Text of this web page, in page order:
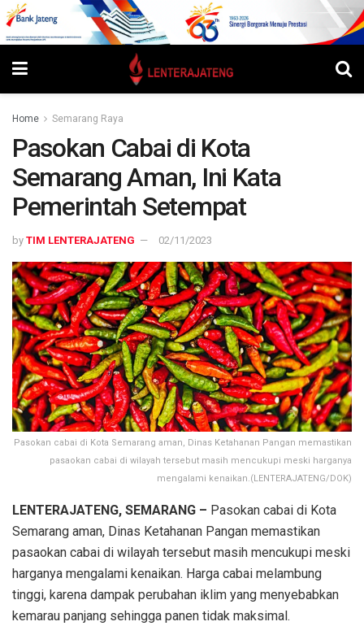
Home Semarang Raya
Pasokan Cabai di Kota
Semarang Aman, Ini Kata
Pemerintah Setempat
by TIM LENTERAJATENG 02/11/2023
Pasokan cabai di Kota Semarang aman, Dinas Ketahanan Pangan memastikan
pasaokan cabai di wilayah tersebut masih mencukupi meski harganya
mengalami kenaikan.(LENTERAJATENG/DOK)
LENTERAJATENG, SEMARANG – Pasokan cabai di Kota
Semarang aman, Dinas Ketahanan Pangan memastikan
pasaokan cabai di wilayah tersebut masih mencukupi meski
harganya mengalami kenaikan. Harga cabai melambung
tinggi, karena dampak perubahan iklim yang menyebabkan
kemarau panjang sehingga panen tidak maksimal.